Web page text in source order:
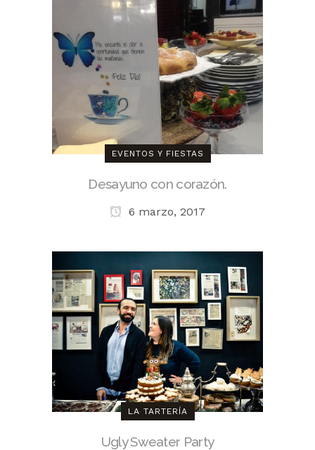
EVENTOS Y FIESTAS
Desayuno con corazón.
6 marzo, 2017
LA TARTERÍA
Ugly Sweater Party